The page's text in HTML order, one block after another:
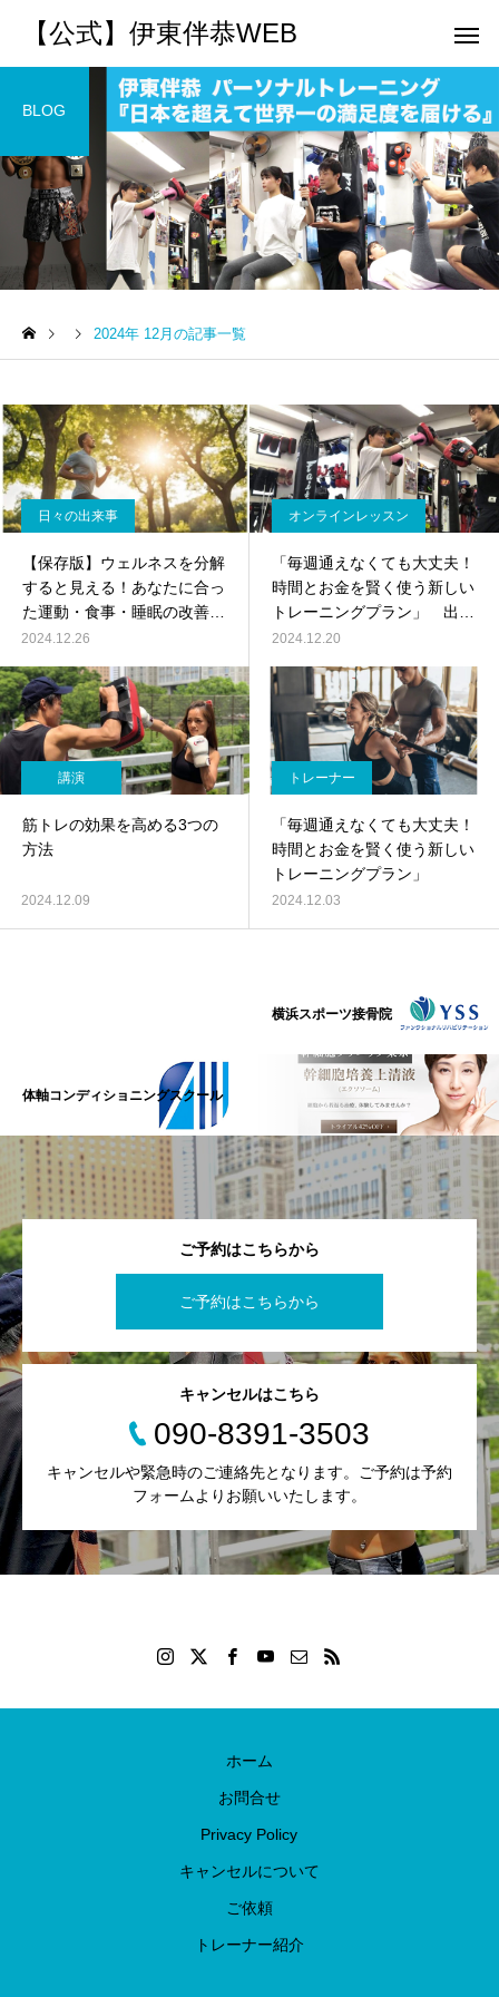
【公式】伊東伴恭WEB
トレーナーとして 個別トレー
パーソナルトレーニ
ング
キックボクシングで本当に
が消費カロリーと週の回数
で答えます
パーソナルトレーニ
認ポイントを元日本王
解説
BLOG
2024年 12月の記事一覧
日々の出来事
【保存版】ウェルネスを分解
すると見える！あなたに合っ
た運動・食事・睡眠の改善ポ
イントとは？
2024.12.26
オンラインレッスン
「毎週通えなくても大丈夫！
時間とお金を賢く使う新しい
トレーニングプラン」 出張
パーソナルトレーニング
2024.12.20
講演
筋トレの効果を高める3つの
方法
2024.12.09
トレーナー
「毎週通えなくても大丈夫！
時間とお金を賢く使う新しい
トレーニングプラン」
2024.12.03
横浜スポーツ接骨院
体軸コンディショニングスクール
ご予約はこちらから
ご予約はこちらから
キャンセルはこちら
090-8391-3503
キャンセルや緊急時のご連絡先となります。ご予約は予約
フォームよりお願いいたします。
ホーム
お問合せ
Privacy Policy
キャンセルについて
ご依頼
トレーナー紹介